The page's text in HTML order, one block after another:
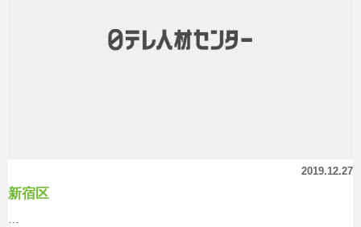
2019.12.27
新宿区
…